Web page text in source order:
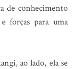
de conhecimento
forças para uma
ao lado, ela se